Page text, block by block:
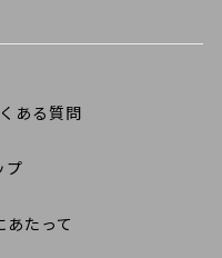
ある質問
プ
たって